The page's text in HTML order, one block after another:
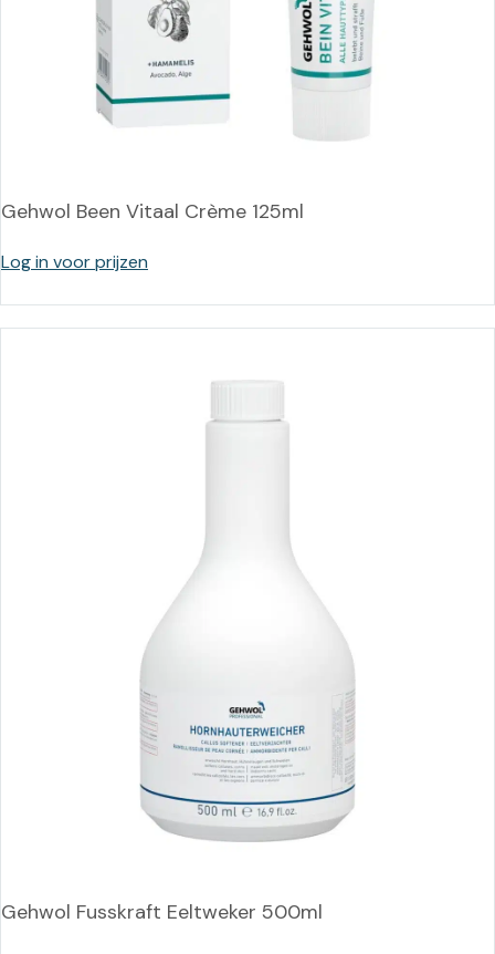
Gehwol Been Vitaal Crème 125ml
Log in voor prijzen
Gehwol Fusskraft Eeltweker 500ml